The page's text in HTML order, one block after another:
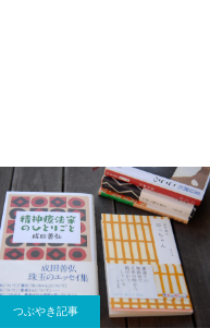
つぶやき記事